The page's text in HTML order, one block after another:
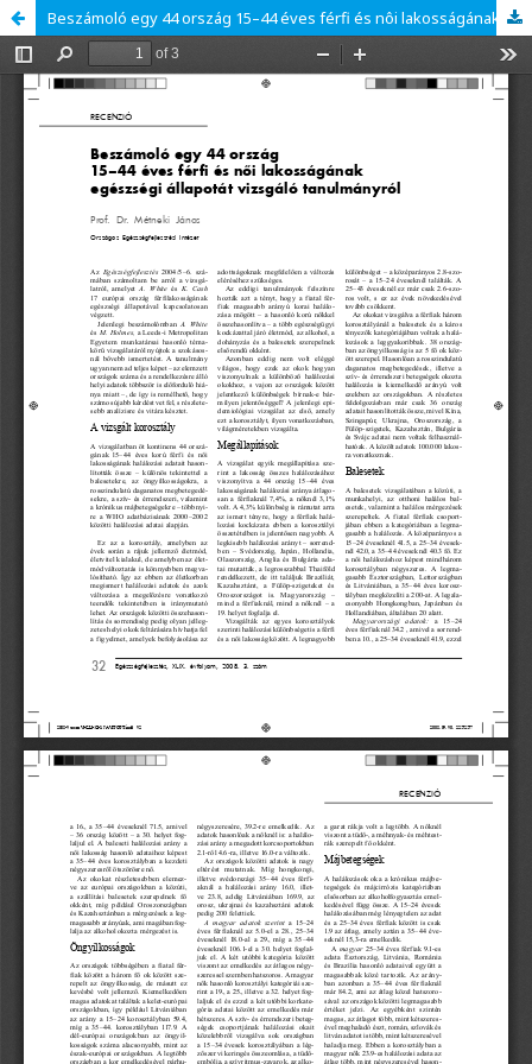
Beszámoló egy 44 ország 15–44 éves férfi és nôi lakosságának egészségi állapotát vizsgáló tanulmányról